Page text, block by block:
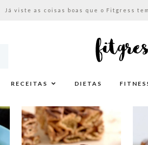
RECEITAS DIETAS
Já viste as coisas boas que o Fitgress